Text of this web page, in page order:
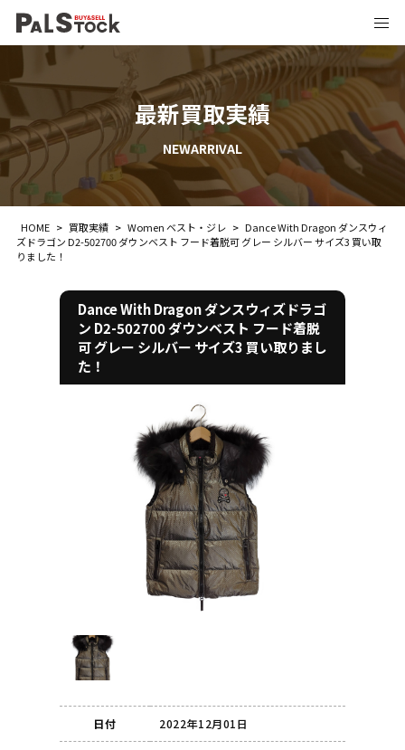
最新買取実績
NEWARRIVAL
HOME > 買取実績 > Women ベスト・ジレ > Dance With Dragon ダンスウィ
ズドラゴン D2-502700 ダウンベスト フード着脱可 グレー シルバー サイズ3 買い取
りました！
Dance With Dragon ダンスウィズドラゴ
ン D2-502700 ダウンベスト フード着脱
可 グレー シルバー サイズ3 買い取りまし
た！
日付 2022年12月01日